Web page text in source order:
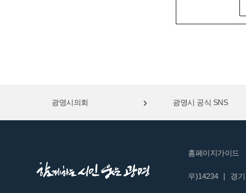
광명시의회 광명시 공식 SNS
홈페이지가이드
우)14234 | 경